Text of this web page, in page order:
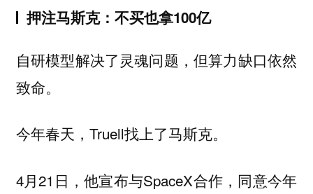
押注马斯克：不买也拿100亿
自研模型解决了灵魂问题，但算力缺口依然
致命。
今年春天，Truell找上了马斯克。
4月21日，他宣布与SpaceX合作，同意今年